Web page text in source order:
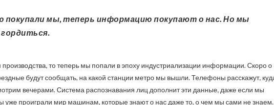
то теперь мы попали в эпоху индустриализации информации. Скоро о
будут сообщать, на какой станции метро мы вышли. Телефоны расскажут,
вечерами. Система распознавания лиц дополнит эти данные, даже если мы
уже проиграли мир машинам, которые знают о нас даже то, о чем мы сами не знаем.